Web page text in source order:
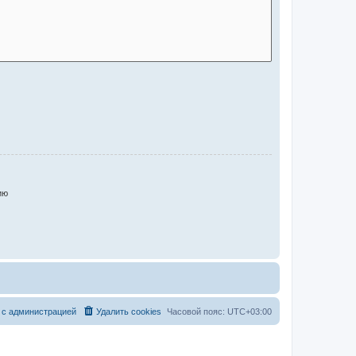
Часовой пояс: UTC+03:00
Удалить cookies
администрацией